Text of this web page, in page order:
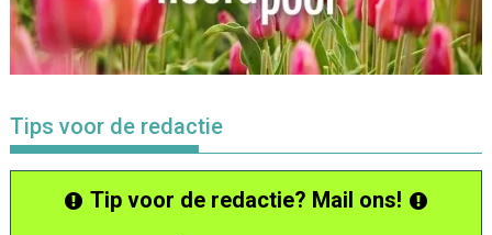
Tips voor de redactie
Tip voor de redactie? Mail ons!